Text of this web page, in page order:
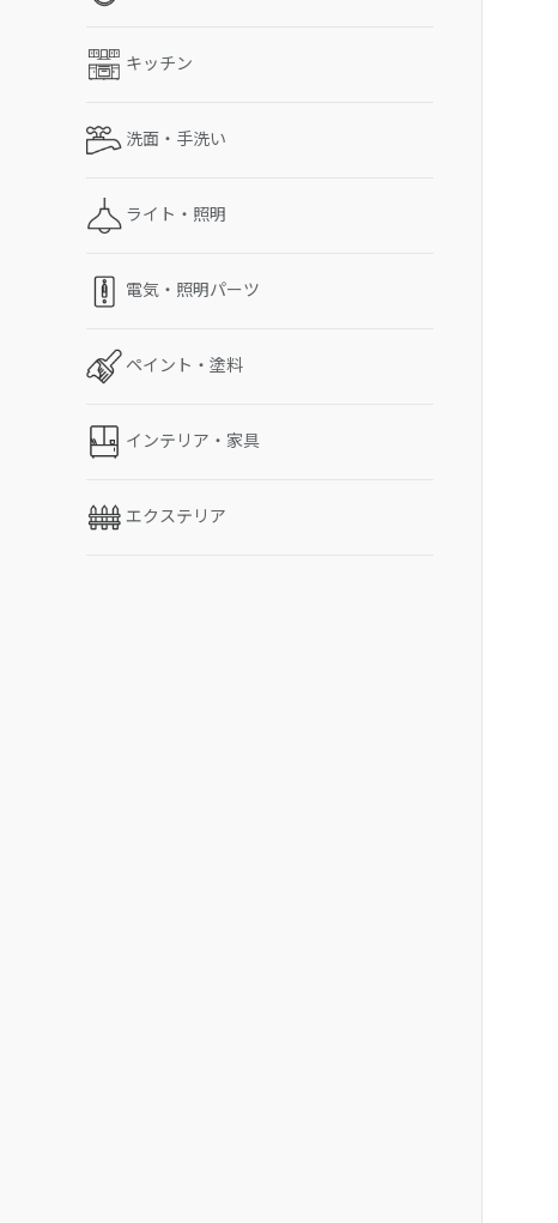
キッチン
洗面・手洗い
ライト・照明
電気・照明パーツ
ペイント・塗料
インテリア・家具
エクステリア